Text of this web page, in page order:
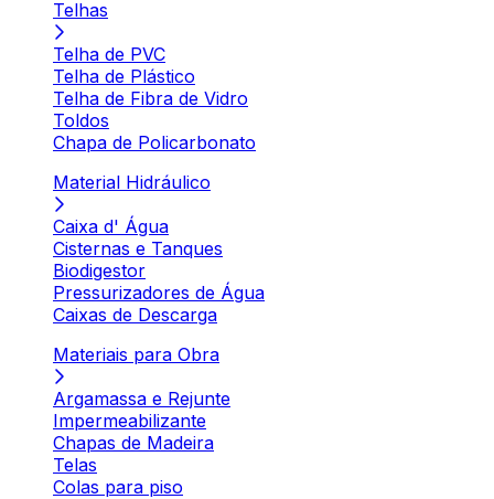
Telhas
Telha de PVC
Telha de Plástico
Telha de Fibra de Vidro
Toldos
Chapa de Policarbonato
Material Hidráulico
Caixa d' Água
Cisternas e Tanques
Biodigestor
Pressurizadores de Água
Caixas de Descarga
Materiais para Obra
Argamassa e Rejunte
Impermeabilizante
Chapas de Madeira
Telas
Colas para piso